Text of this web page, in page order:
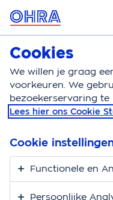
MENU
Hondenverzekering
Tanden
puppy:
weten
Cookies
We willen je graag
voorkeuren. We
bezoekerservaring te
Lees hier ons Cookie
Cookie
Functionele en
Persoonlijke